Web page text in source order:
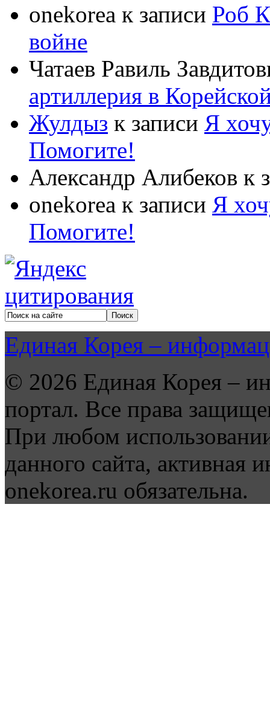
onekorea к записи Роб
войне
Чатаев Равиль
артиллерия в
Жулдыз к записи Я
Помогите!
Александр Алибеков к
onekorea к записи Я
Помогите!
Единая Корея –
© 2026 Единая Корея –
портал. Все права
При любом
данного сайта, активная
onekorea.ru обязательна.